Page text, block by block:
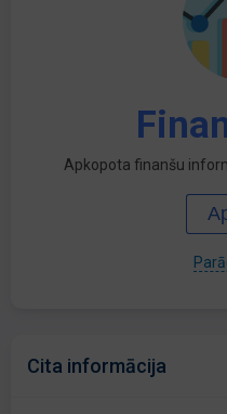
Apkopota finanšu
Cita informācija